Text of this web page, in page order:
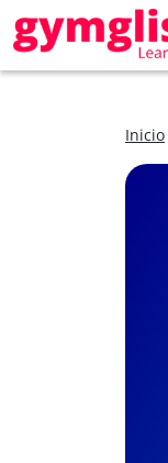
Inicio